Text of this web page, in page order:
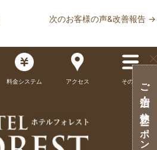
次のお客様の声&改善報告 →
料金システム アクセス その他 ご宿泊・ご休憩クーポン